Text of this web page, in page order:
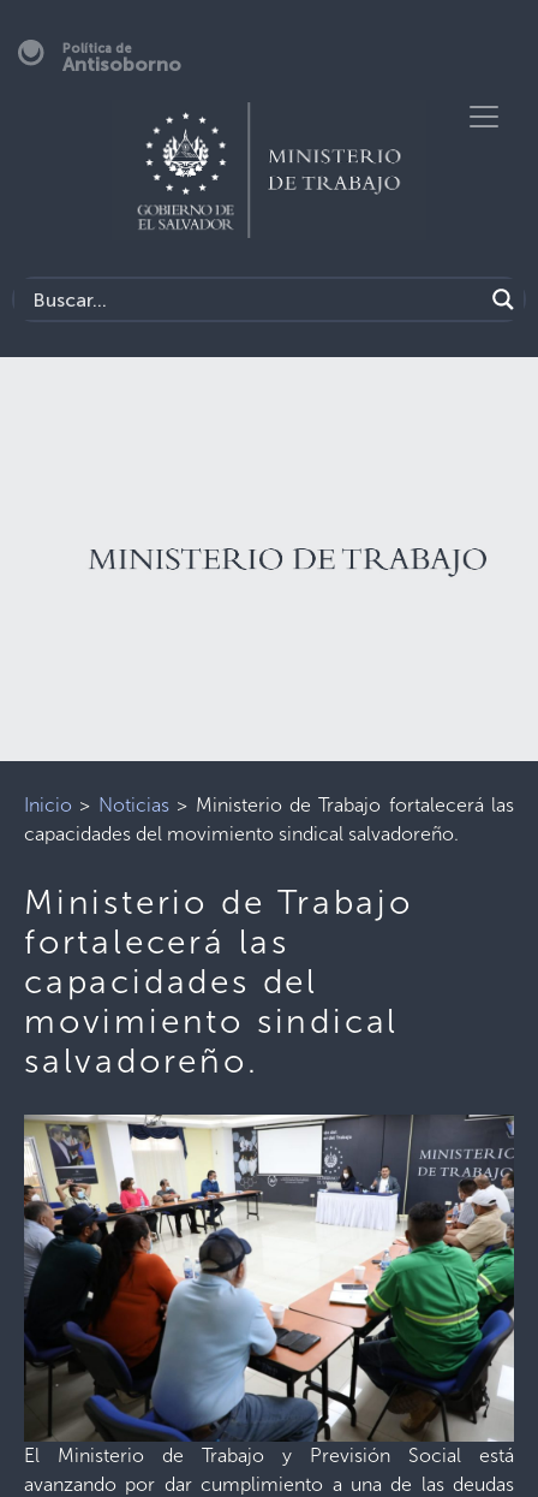
Política de
Antisoborno
Inicio > Noticias> Ministerio de Trabajo fortalecerá las
capacidades del movimiento sindical salvadoreño.
Ministerio de Trabajo
fortalecerá las
capacidades del
movimiento sindical
salvadoreño.
El Ministerio de Trabajo y Previsión Social está
avanzando por dar cumplimiento a una de las deudas